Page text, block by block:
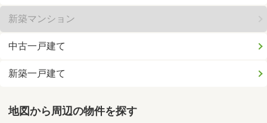
新築マンション
中古一戸建て
新築一戸建て
地図から周辺の物件を探す